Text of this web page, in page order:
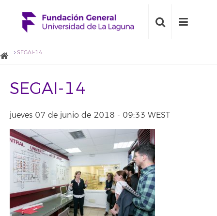
SEGAI-14
SEGAI-14
jueves 07 de junio de 2018 - 09:33 WEST